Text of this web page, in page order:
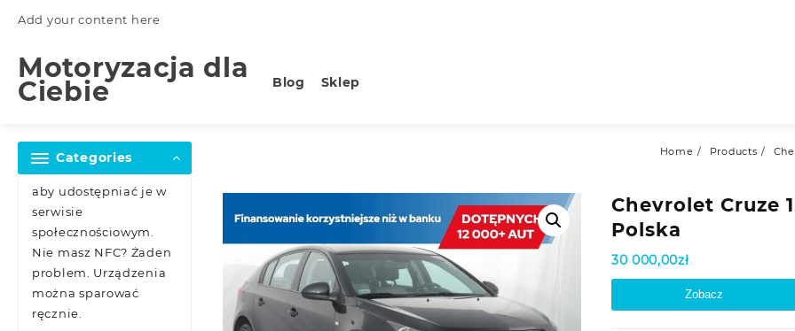
Add your content here
Motoryzacja dla
Ciebie Blog Sklep
Categories
aby udostępniać je w
serwisie
społecznościowym.
Nie masz NFC? Żaden
problem. Urządzenia
można sparować
ręcznie.
Home Products
Chevrolet Cruze
Polska
30 000,00zł
Zobacz